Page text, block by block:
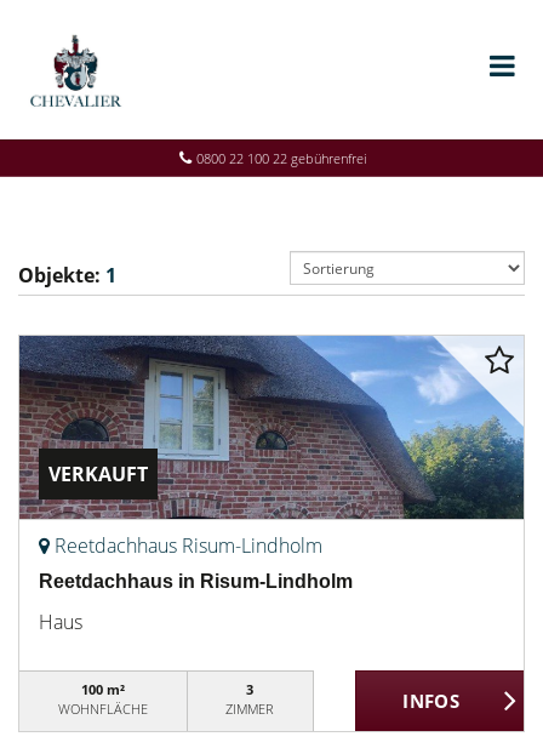
0800 22 100 22 gebührenfrei
Objekte: 1
VERKAUFT
Reetdachhaus Risum-Lindholm
Reetdachhaus in Risum-Lindholm
Haus
100 m²
WOHNFLÄCHE
3
ZIMMER